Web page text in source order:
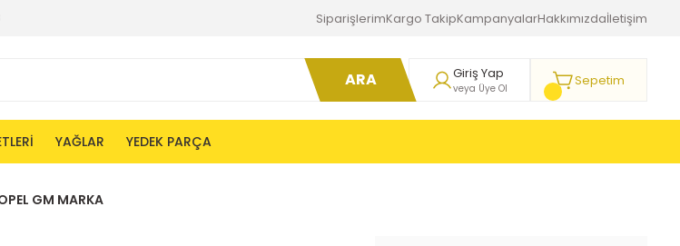
SiparişlerimKargo TakipKampanyalarHakkımızdaİletişim
ARA Giriş Yap
veya Üye Ol Sepetim
YAĞLAR YEDEK PARÇA
GM MARKA